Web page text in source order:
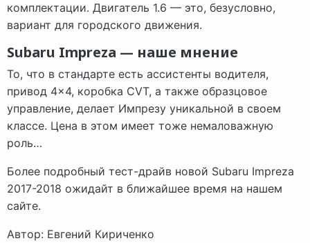
комплектации. Двигатель 1.6 — это, безусловно,
вариант для городского движения.
Subaru Impreza — наше мнение
То, что в стандарте есть ассистенты водителя,
привод 4×4, коробка CVT, а также образцовое
управление, делает Импрезу уникальной в своем
классе. Цена в этом имеет тоже немаловажную
роль…
Более подробный тест-драйв новой Subaru Impreza
2017-2018 ожидайт в ближайшее время на нашем
сайте.
Автор: Евгений Кириченко